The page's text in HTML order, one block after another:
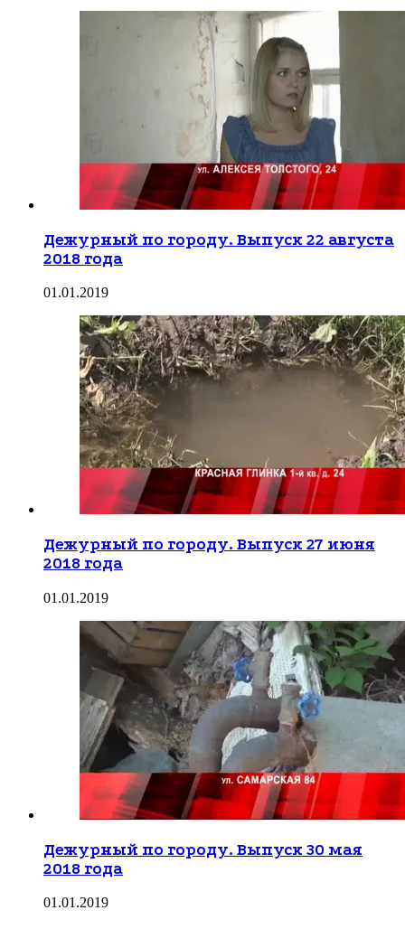
Дежурный по городу. Выпуск 22 августа
2018 года
01.01.2019
Дежурный по городу. Выпуск 27 июня
2018 года
01.01.2019
Дежурный по городу. Выпуск 30 мая
2018 года
01.01.2019